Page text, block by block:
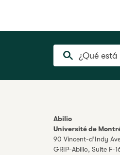
¿Qué está
Abilio
Université de
90 Vincent-d’Indy
GRIP-Abilio, Suite F-